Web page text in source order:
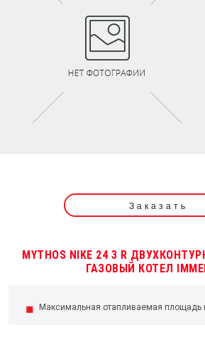
Заказать
MYTHOS NIKE 24 3 R
ГАЗОВЫЙ КОТЕЛ
Максимальная отапливаемая площадь